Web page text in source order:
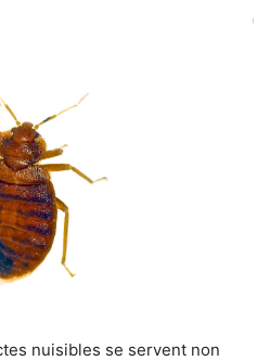
nuisibles se servent non